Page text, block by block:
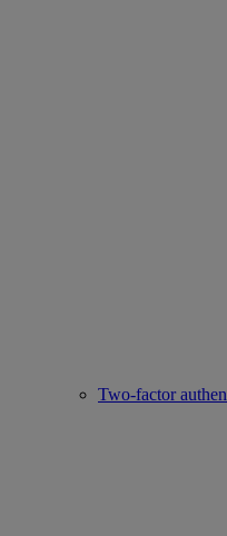
Two-factor